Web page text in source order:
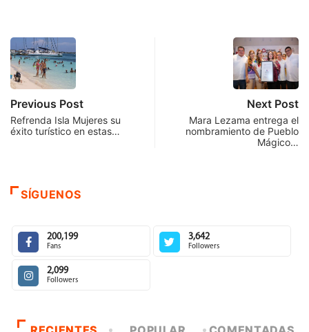
Previous Post
Refrenda Isla Mujeres su
éxito turístico en estas…
Next Post
Mara Lezama entrega el
nombramiento de Pueblo
Mágico…
SÍGUENOS
200,199
Fans
3,642
Followers
2,099
Followers